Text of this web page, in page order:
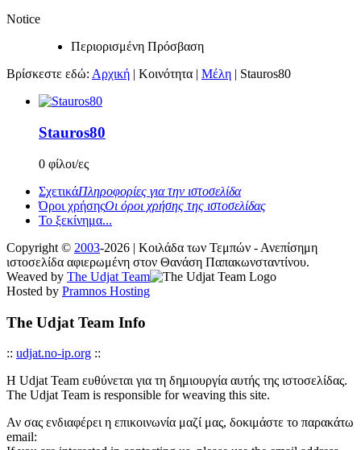
Notice
Περιορισμένη Πρόσβαση
Βρίσκεστε εδώ: Αρχική | Κοινότητα | Μέλη | Stauros80
Stauros80
0 φίλοι/ες
ΣχετικάΠληροφορίες για την ιστοσελίδα
Όροι χρήσηςΟι όροι χρήσης της ιστοσελίδας
Το ξεκίνημα...
Copyright © 2003-2026 | Κοιλάδα των Τεμπών - Ανεπίσημη
ιστοσελίδα αφιερωμένη στον Θανάση Παπακωνσταντίνου.
Weaved by The Udjat Team
Hosted by Pramnos Hosting
The Udjat Team Info
:: udjat.no-ip.org ::
Η Udjat Team ευθύνεται για τη δημιουργία αυτής της ιστοσελίδας.
The Udjat Team is responsible for weaving this site.
Αν σας ενδιαφέρει η επικοινωνία μαζί μας, δοκιμάστε το παρακάτω
email: